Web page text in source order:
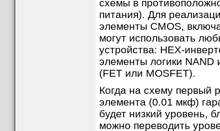
схемы в
питания). Для
элементы CMOS,
могут использовать
устройства: HEX-
элементы логики
(FET или MOSFET).
Когда на схему первый
элемента (0.01 мкф)
будет низкий уровень,
можно переводить